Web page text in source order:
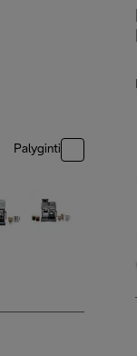
Palyginti